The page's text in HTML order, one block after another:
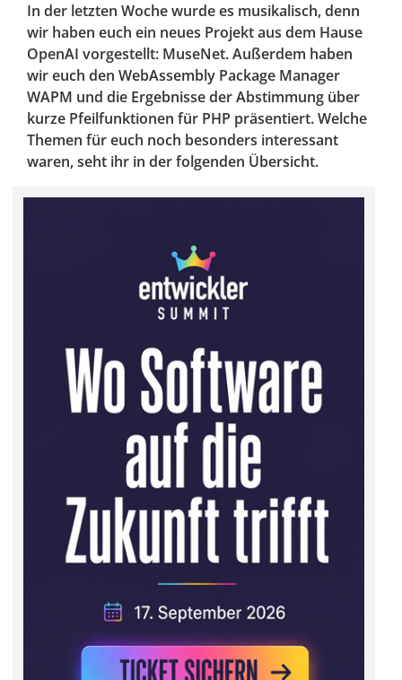
In der letzten Woche wurde es musikalisch, denn
wir haben euch ein neues Projekt aus dem Hause
OpenAI vorgestellt: MuseNet. Außerdem haben
wir euch den WebAssembly Package Manager
WAPM und die Ergebnisse der Abstimmung über
kurze Pfeilfunktionen für PHP präsentiert. Welche
Themen für euch noch besonders interessant
waren, seht ihr in der folgenden Übersicht.